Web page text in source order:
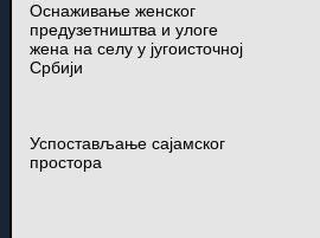
Оснаживање женског
предузетништва и улоге
жена на селу у југоисточној
Србији
Успостављање сајамског
простора